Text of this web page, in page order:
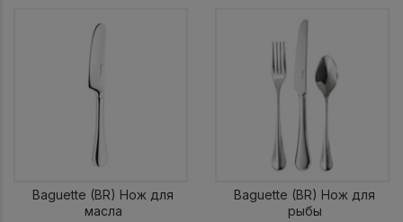
Baguette (BR) Нож для
масла
Baguette (BR) Нож для
рыбы